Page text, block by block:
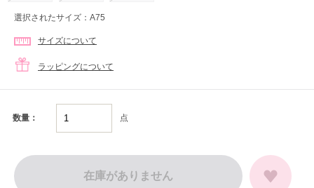
選択されたサイズ：A75
サイズについて
ラッピングについて
数量： 点
在庫がありません